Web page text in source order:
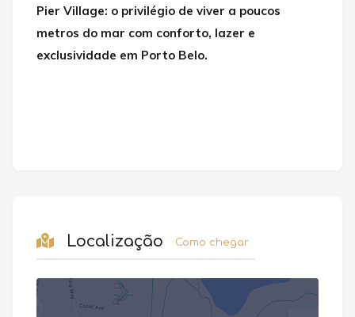
Pier Village: o privilégio de viver a poucos
metros do mar com conforto, lazer e
exclusividade em Porto Belo.
Localização Como chegar